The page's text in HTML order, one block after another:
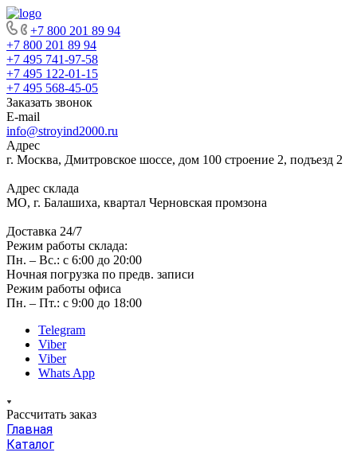
+7 800 201 89 94
+7 800 201 89 94
+7 495 741-97-58
+7 495 122-01-15
+7 495 568-45-05
Заказать звонок
E-mail
info@stroyind2000.ru
Адрес
г. Москва, Дмитровское шоссе, дом 100 строение 2, подъезд 2
Адрес склада
МО, г. Балашиха, квартал Черновская промзона
Доставка 24/7
Режим работы склада:
Пн. – Вс.: с 6:00 до 20:00
Ночная погрузка по предв. записи
Режим работы офиса
Пн. – Пт.: с 9:00 до 18:00
Telegram
Viber
Viber
Whats App
Рассчитать заказ
Главная
Каталог